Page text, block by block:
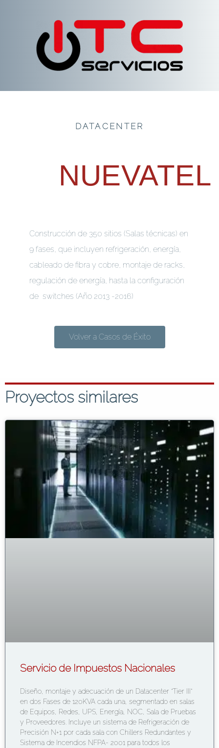
DATACENTER
NUEVATEL
Construcción de 350 sitios (Salas técnicas) en
9 fases, que incluyen refrigeración, energía,
cableado de fibra y cobre, montaje de racks,
regulación de energía, hasta la configuración
de switches (Año 2013 -2016)
Volver a Casos de Éxito
Proyectos similares
Servicio de Impuestos Nacionales
Diseño, montaje y adecuación de un Datacenter “Tier III”
en dos Fases de 120KVA cada una, segmentado en salas
de Equipos, Redes, UPS, Energía, NOC, Sala de Pruebas
y Proveedores. Incluye un sistema de Refrigeración de
Precisión N+1 por cada sala con Chillers Redundantes y
Sistema de Incendios NFPA- 2001 para todos los